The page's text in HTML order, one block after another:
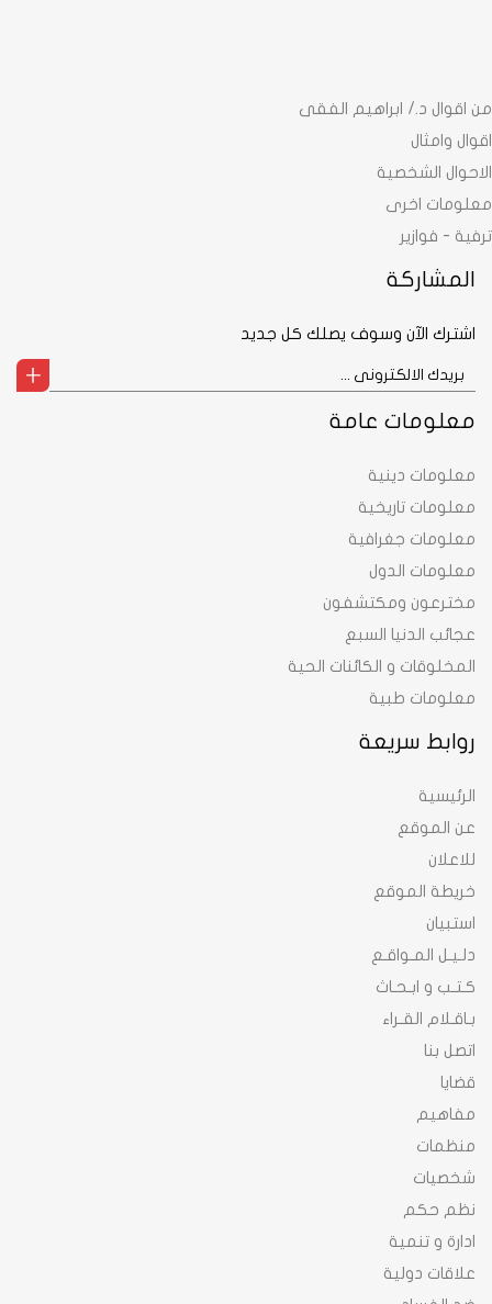
روابط سريعة
الرئيسية
عن الموقع
للاعلان
خريطة الموقع
استبيان
دلـيـل المـواقـع
كـتـب و ابـحـاث
بـاقـلام القـراء
اتصل بنا
قضايا
مفاهيم
منظمات
شخصيات
نظم حكم
ادارة و تنمية
علاقات دولية
معلومات عامة
معلومات دينية
معلومات تاريخية
معلومات جغرافية
معلومات الدول
مخترعون ومكتشفون
عجائب الدنيا السبع
المخلوقات و الكائنات الحية
معلومات طبية
من اقوال د./ ابراهيم الفقى
اقوال وامثال
الاحوال الشخصية
معلومات اخرى
ترفية - فوازير
المشاركة
اشترك الآن وسوف يصلك كل جديد